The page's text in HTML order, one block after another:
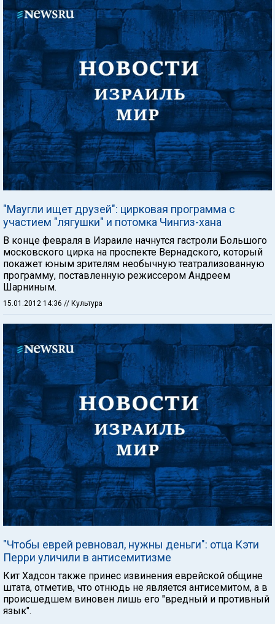
"Маугли ищет друзей": цирковая программа с
участием "лягушки" и потомка Чингиз-хана
В конце февраля в Израиле начнутся гастроли Большого
московского цирка на проспекте Вернадского, который
покажет юным зрителям необычную театрализованную
программу, поставленную режиссером Андреем
Шарниным.
15.01.2012 14:36 // Культура
"Чтобы еврей ревновал, нужны деньги": отца Кэти
Перри уличили в антисемитизме
Кит Хадсон также принес извинения еврейской общине
штата, отметив, что отнюдь не является антисемитом, а в
происшедшем виновен лишь его "вредный и противный
язык".